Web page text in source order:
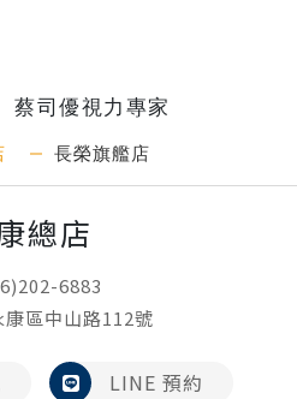
級經銷店家，明格眼鏡憑藉
力，已然成為頂尖客群不可
地標。「這種對專業的極致
鏡與BVLGARI EYEWEAR攜
坐擁台南頂尖地段，其優雅且
是深耕在地多年，累積了極
蔡司優視力專家
長榮旗艦店
總店
6883
康區中山路112號
LINE 預約